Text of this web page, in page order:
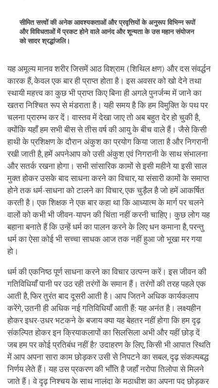
सीमित सत्त्वों की अनेक आवश्यकताओं और प्रवृत्तियों के अनुरूप विभिन्न रूपों
और विविधताओं में प्रकट होने वाले आनंद और शून्यता के उस महान संयोजन
को सादर श्रद्धांजलि।
यह अमूल्य मानव शरीर जिसमें आठ विश्राम (शिथिल क्षण) और दस संवर्द्धन
कारक हैं, केवल एक बार ही प्राप्त होता है। इस अवसर को खो देने तथा
स्थायी महत्त्व का कुछ भी प्राप्त किए बिना ही अगले पुनर्जन्म में जाने का
खतरा निश्चित रूप से मंडराता है। यही समय है कि हम विमुक्ति के पथ पर
चलना प्रारम्भ कर दें। वास्तव में देखा जाए तो अब बहुत देर हो चुकी है,
क्योंकि यहाँ हम सभी बीस से तीस वर्ष की आयु के बीच वाले हैं। जैसे किसी
हाथी के प्रशिक्षण के दौरान अंकुश का प्रयोग किया जाता है और निगरानी
रखी जाती है, हमें अपनेआप को उसी अंकुश एवं निगरानी के साथ संभालना
और सतर्क रखना होगा। सभी सांसारिक कामों से इसी महीने या इसी साल
मुक्त होकर उसके बाद साधना करने का विचार, या संसारी कामों के समाप्त
होने तक धर्म-साधना को टालने का विचार, एक चुड़ैल है जो हमें आकर्षित
करती है। एक शिक्षक ने एक बार कहा था कि आध्यात्म के मार्ग पर चलने
वालों को कभी भी जीवन-यापन की चिंता नहीं करनी चाहिए। कुछ लोग यह
बहाना बनाते हैं कि उन्हें धर्म का पालन करने के लिए धन कमाना है, परन्तु
धर्म का ऐसा कोई भी सच्चा साधक आज तक नहीं हुआ जो भूखा मर गया
हो।
धर्म की एकनिष्ठ पूर्ण साधना करने का विचार उत्पन्न करें। इस जीवन की
गतिविधियाँ पानी पर उठ रही तरंगों के समान हैं। तरंगों की तरह पहले एक
आती है, फिर तुरंत बाद दूसरी आती है। आप जितने अधिक कार्यकलाप
करेंगे, उतनी ही अधिक नई गतिविधियाँ आती हैं: यह अनंत है। लक्ष्यहीन
होकर इधर-उधर भटकने के बजाय क्या यह बेहतर नहीं होगा कि हम दृढ़
संकल्पित होकर इन क्रियाकलापों का सिलसिला अभी और यहीं छोड़ दें
जब हम पर कोई प्रतिबंध नहीं है? उदाहरण के लिए, किसी भी आपात स्थिति
में आप अपना सारा काम छोड़कर उसी से निपटने का सबल, दृढ़ संकल्पबद्ध
निर्णय लेते हैं। यह उस प्रकरण की भाँति है जहाँ नरोपा तिलोपा से मिलने
जाते हैं। वे दृढ़ निश्चय के साथ नालंदा के मठाधीश का अपना पद छोड़कर